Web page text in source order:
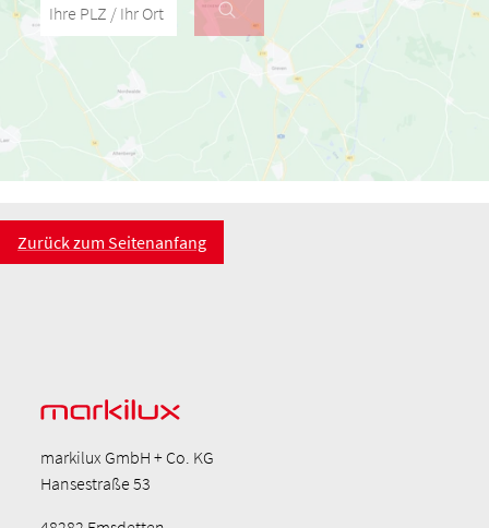
Ihre PLZ / Ihr Ort
Zurück zum Seitenanfang
markilux GmbH + Co. KG
Hansestraße 53